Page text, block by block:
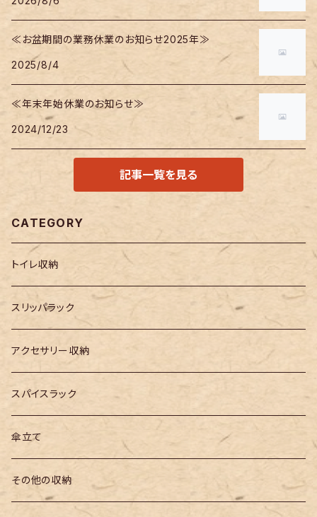
≪お盆期間の業務休業のお知らせ2025年≫
2025/8/4
≪年末年始休業のお知らせ≫
2024/12/23
記事一覧を見る
CATEGORY
トイレ収納
スリッパラック
アクセサリー収納
スパイスラック
傘立て
その他の収納